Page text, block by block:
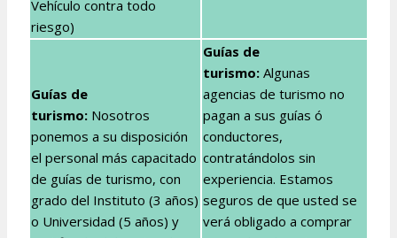
Vehículo contra todo
riesgo)
Guías de
turismo: Nosotros
ponemos a su disposición
el personal más capacitado
de guías de turismo, con
grado del Instituto (3 años)
o Universidad (5 años) y
Guías de
turismo: Algunas
agencias de turismo no
pagan a sus guías ó
conductores,
contratándolos sin
experiencia. Estamos
seguros de que usted se
verá obligado a comprar